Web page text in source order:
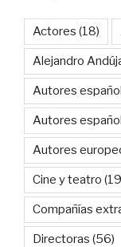
Actores (18)
Alejandro
Autores
Autores
Autores
Cine y teatro
Compañías
Directoras (56)